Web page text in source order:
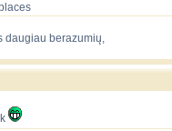
daugiau berazumių,